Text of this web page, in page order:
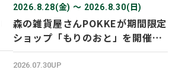
2026.8.28(金) 〜 2026.8.30(日)
森の雑貨屋さんPOKKEが期間限定
ショップ「もりのおと」を開催し
ます！
2026.07.30UP